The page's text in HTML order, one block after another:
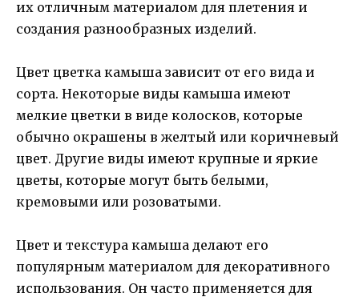
их отличным материалом для плетения и
создания разнообразных изделий.
Цвет цветка камыша зависит от его вида и
сорта. Некоторые виды камыша имеют
мелкие цветки в виде колосков, которые
обычно окрашены в желтый или коричневый
цвет. Другие виды имеют крупные и яркие
цветы, которые могут быть белыми,
кремовыми или розоватыми.
Цвет и текстура камыша делают его
популярным материалом для декоративного
использования. Он часто применяется для